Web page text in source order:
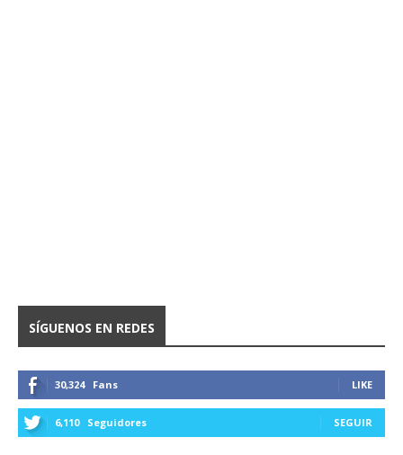
SÍGUENOS EN REDES
30,324 Fans LIKE
6,110 Seguidores SEGUIR